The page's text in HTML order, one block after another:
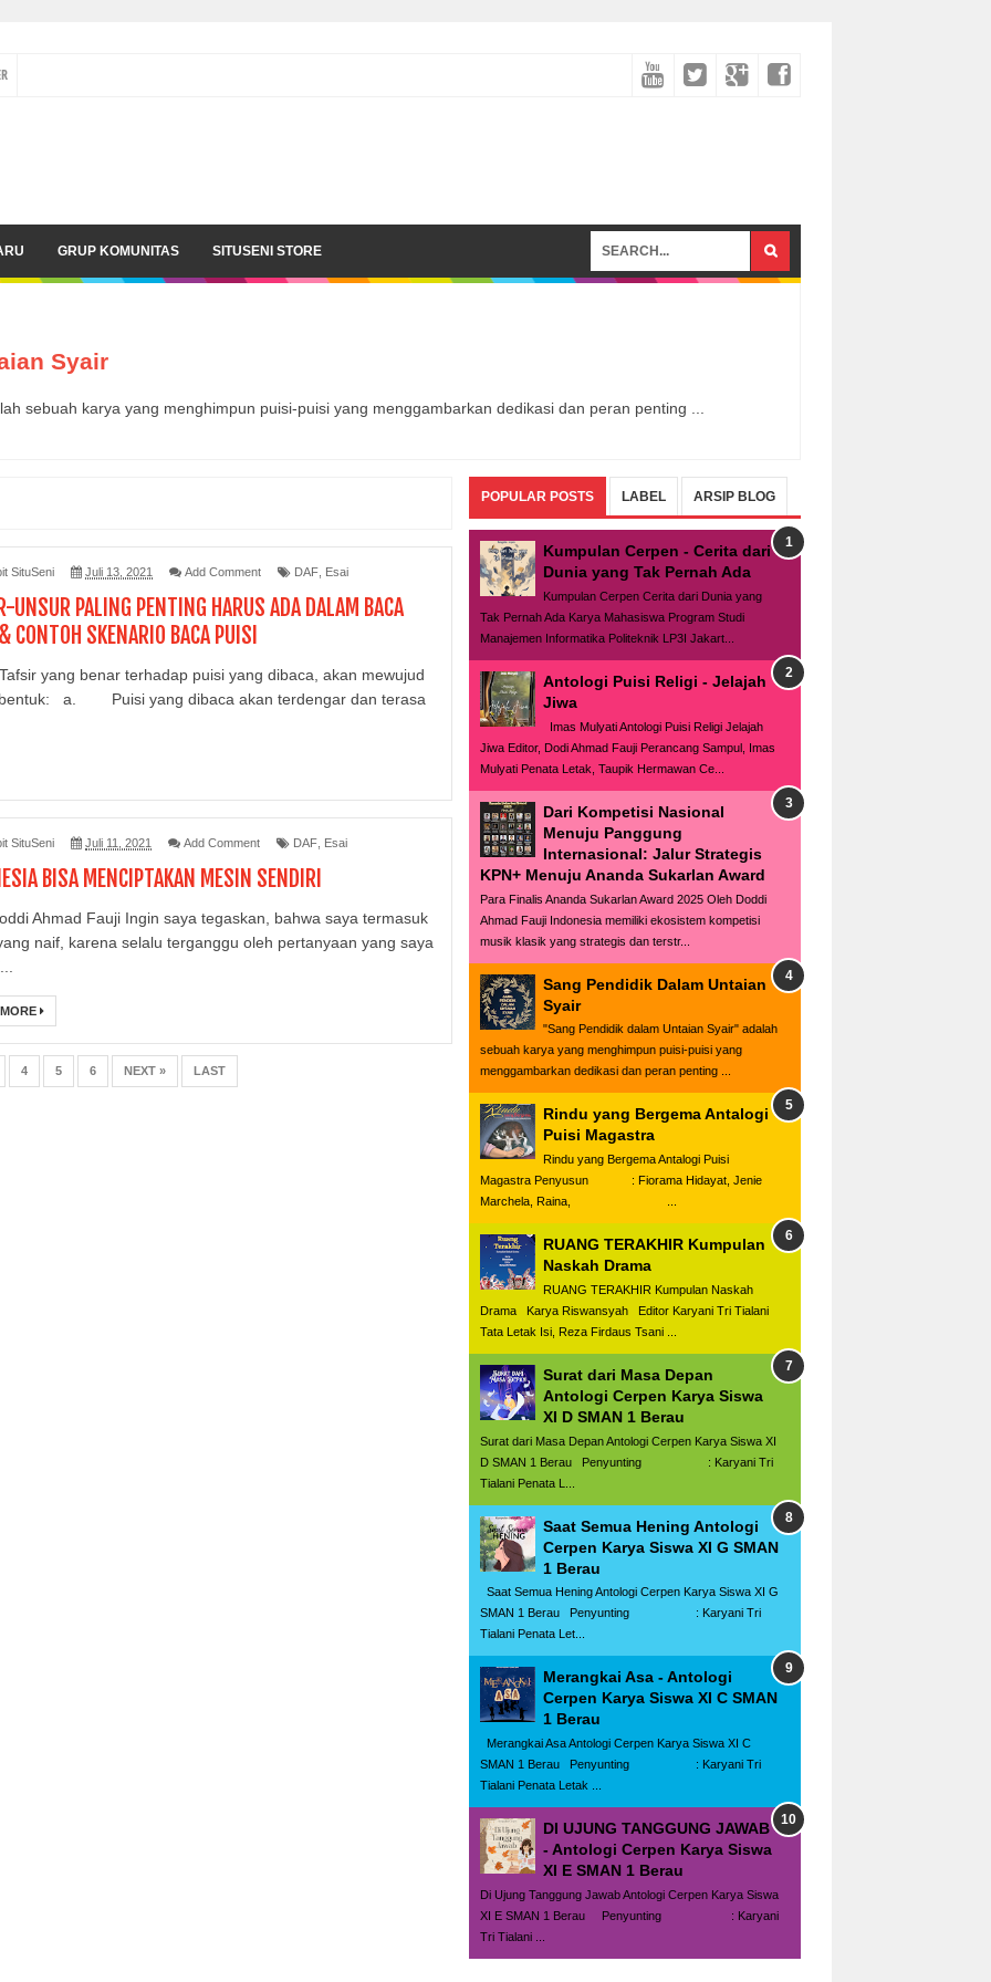
GRUP KOMUNITAS SITUSENI STORE
Syair
sebuah karya yang menghimpun puisi-puisi yang menggambarkan dedikasi dan peran penting ...
SituSeni Juli 13, 2021 Add Comment DAF Esai
UNSUR PALING PENTING HARUS ADA DALAM BACA
CONTOH SKENARIO BACA PUISI
yang benar terhadap puisi yang dibaca, akan mewujud
a. Puisi yang dibaca akan terdengar dan terasa
SituSeni Juli 11, 2021 Add Comment DAF Esai
BISA MENCIPTAKAN MESIN SENDIRI
Ahmad Fauji Ingin saya tegaskan, bahwa saya termasuk
naif, karena selalu terganggu oleh pertanyaan yang saya
4 5 6 NEXT » LAST
POPULAR POSTS LABEL ARSIP BLOG
Kumpulan Cerpen - Cerita dari
Dunia yang Tak Pernah Ada
Kumpulan Cerpen Cerita dari Dunia yang
Tak Pernah Ada Karya Mahasiswa Program Studi
Manajemen Informatika Politeknik LP3I Jakart...
Antologi Puisi Religi - Jelajah
Jiwa
Imas Mulyati Antologi Puisi Religi Jelajah
Jiwa Editor, Dodi Ahmad Fauji Perancang Sampul, Imas
Mulyati Penata Letak, Taupik Hermawan Ce...
Dari Kompetisi Nasional
Menuju Panggung
Internasional: Jalur Strategis
KPN+ Menuju Ananda Sukarlan Award
Para Finalis Ananda Sukarlan Award 2025 Oleh Doddi
Ahmad Fauji Indonesia memiliki ekosistem kompetisi
musik klasik yang strategis dan terstr...
Sang Pendidik Dalam Untaian
Syair
"Sang Pendidik dalam Untaian Syair" adalah
sebuah karya yang menghimpun puisi-puisi yang
menggambarkan dedikasi dan peran penting ...
Rindu yang Bergema Antalogi
Puisi Magastra
Rindu yang Bergema Antalogi Puisi
Magastra Penyusun : Fiorama Hidayat, Jenie
Marchela, Raina, ...
RUANG TERAKHIR Kumpulan
Naskah Drama
RUANG TERAKHIR Kumpulan Naskah
Drama Karya Riswansyah Editor Karyani Tri Tialani
Tata Letak Isi, Reza Firdaus Tsani ...
Surat dari Masa Depan
Antologi Cerpen Karya Siswa
XI D SMAN 1 Berau
Surat dari Masa Depan Antologi Cerpen Karya Siswa XI
D SMAN 1 Berau Penyunting : Karyani Tri
Tialani Penata L...
Saat Semua Hening Antologi
Cerpen Karya Siswa XI G SMAN
1 Berau
Saat Semua Hening Antologi Cerpen Karya Siswa XI G
SMAN 1 Berau Penyunting : Karyani Tri
Tialani Penata Let...
Merangkai Asa - Antologi
Cerpen Karya Siswa XI C SMAN
1 Berau
Merangkai Asa Antologi Cerpen Karya Siswa XI C
SMAN 1 Berau Penyunting : Karyani Tri
Tialani Penata Letak ...
DI UJUNG TANGGUNG JAWAB
- Antologi Cerpen Karya Siswa
XI E SMAN 1 Berau
Di Ujung Tanggung Jawab Antologi Cerpen Karya Siswa
XI E SMAN 1 Berau Penyunting : Karyani
Tri Tialani ...